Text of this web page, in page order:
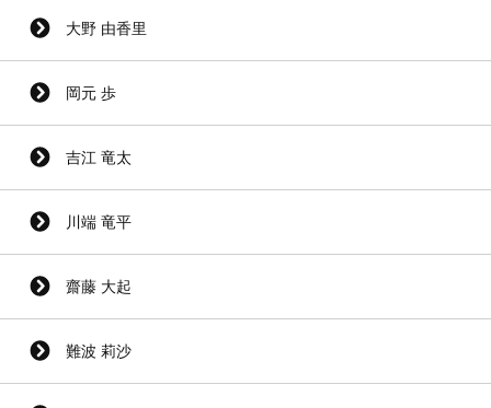
大野 由香里
岡元 歩
吉江 竜太
川端 竜平
齋藤 大起
難波 莉沙